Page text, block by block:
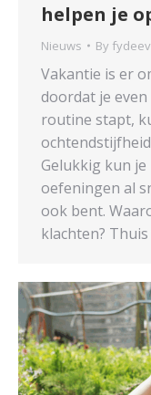
helpen je
Nieuws By
Vakantie is er
doordat je
routine stapt,
Gelukkig kun
oefeningen al
ook bent.
klachten?